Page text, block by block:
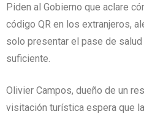
Piden al Gobierno que aclare
código QR en los extranjeros,
solo presentar el pase de
suficiente.
Olivier Campos, dueño de un
visitación turística espera que